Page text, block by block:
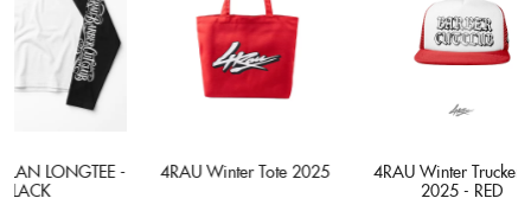
LONGTEE -
4RAU Winter Tote 2025
4RAU Winter Trucker Hat
2025 - RED